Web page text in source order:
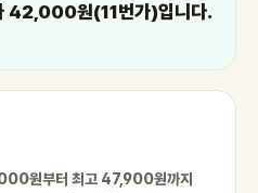
42,000원(11번가)입니다.
원부터 최고 47,900원까지